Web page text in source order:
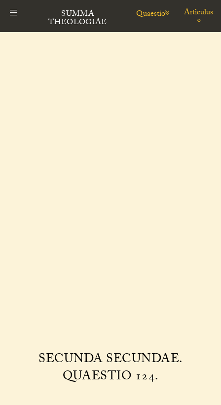
SUMMA
THEOLOGIAE
Quaestio Articulus
SECUNDA SECUNDAE.
QUAESTIO 124.